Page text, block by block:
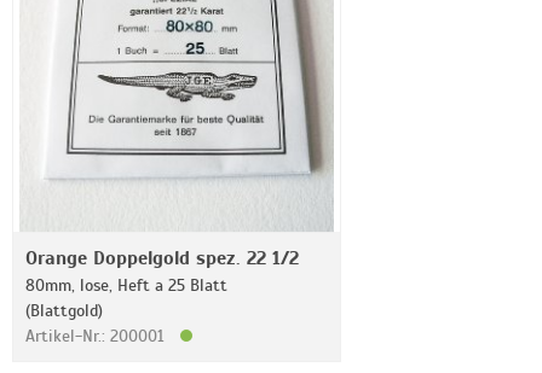
Orange Doppelgold spez. 22 1/2
80mm, lose, Heft a 25 Blatt
(Blattgold)
Artikel-Nr.: 200001